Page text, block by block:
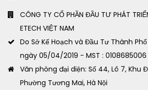
CÔNG TY CỔ PHẦN ĐẦU TƯ PHÁT
ETECH VIỆT NAM
Do Sở Kế Hoạch và Đầu Tư Thành
ngày 05/04/2019 - MST : 0108685006
Văn phòng đại diện: Số 44, Lô 7, Khu
Phường Tương Mai, Hà Nội